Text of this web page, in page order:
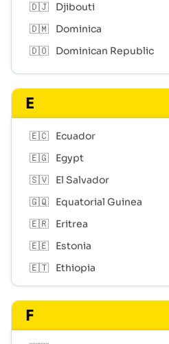
🇩🇯
Djibouti
🇩🇲
Dominica
🇩🇴
Dominican Republic
E
🇪🇨
Ecuador
🇪🇬
Egypt
🇸🇻
El Salvador
🇬🇶
Equatorial Guinea
🇪🇷
Eritrea
🇪🇪
Estonia
🇪🇹
Ethiopia
F